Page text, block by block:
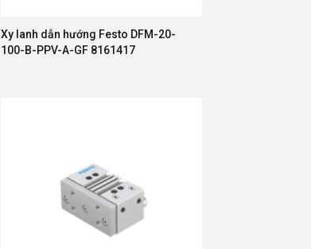
Xy lanh dẫn hướng Festo DFM-20-
100-B-PPV-A-GF 8161417